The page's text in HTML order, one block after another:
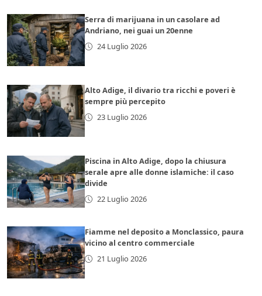
Serra di marijuana in un casolare ad
Andriano, nei guai un 20enne
24 Luglio 2026
Alto Adige, il divario tra ricchi e poveri è
sempre più percepito
23 Luglio 2026
Piscina in Alto Adige, dopo la chiusura
serale apre alle donne islamiche: il caso
divide
22 Luglio 2026
Fiamme nel deposito a Monclassico, paura
vicino al centro commerciale
21 Luglio 2026